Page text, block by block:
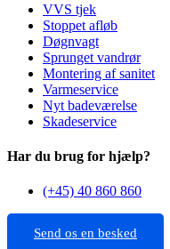
VVS tjek
Stoppet afløb
Døgnvagt
Sprunget vandrør
Montering af sanitet
Varmeservice
Nyt badeværelse
Skadeservice
Har du brug for hjælp?
(+45) 40 860 860
Send os en besked